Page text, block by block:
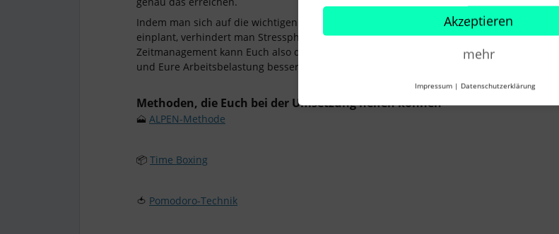
Indem man sich auf die wichtigen Aufgaben konzentriert, diese priorisiert und gezielt
einplant, verhindert man Stressphasen und schafft eine bessere Work-Life-Balance.
Zeitmanagement kann Euch also dabei helfen, Euch auf das Wesentliche zu konzentrieren
und Eure Arbeitsbelastung besser zu bewältigen.
Methoden, die Euch bei der Umsetzung helfen können
🗻 ALPEN-Methode
📦 Time Boxing
🍅 Pomodoro-Technik
Akzeptieren
mehr
Impressum | Datenschutzerklärung